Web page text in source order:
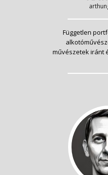
Független
művészetek iránt